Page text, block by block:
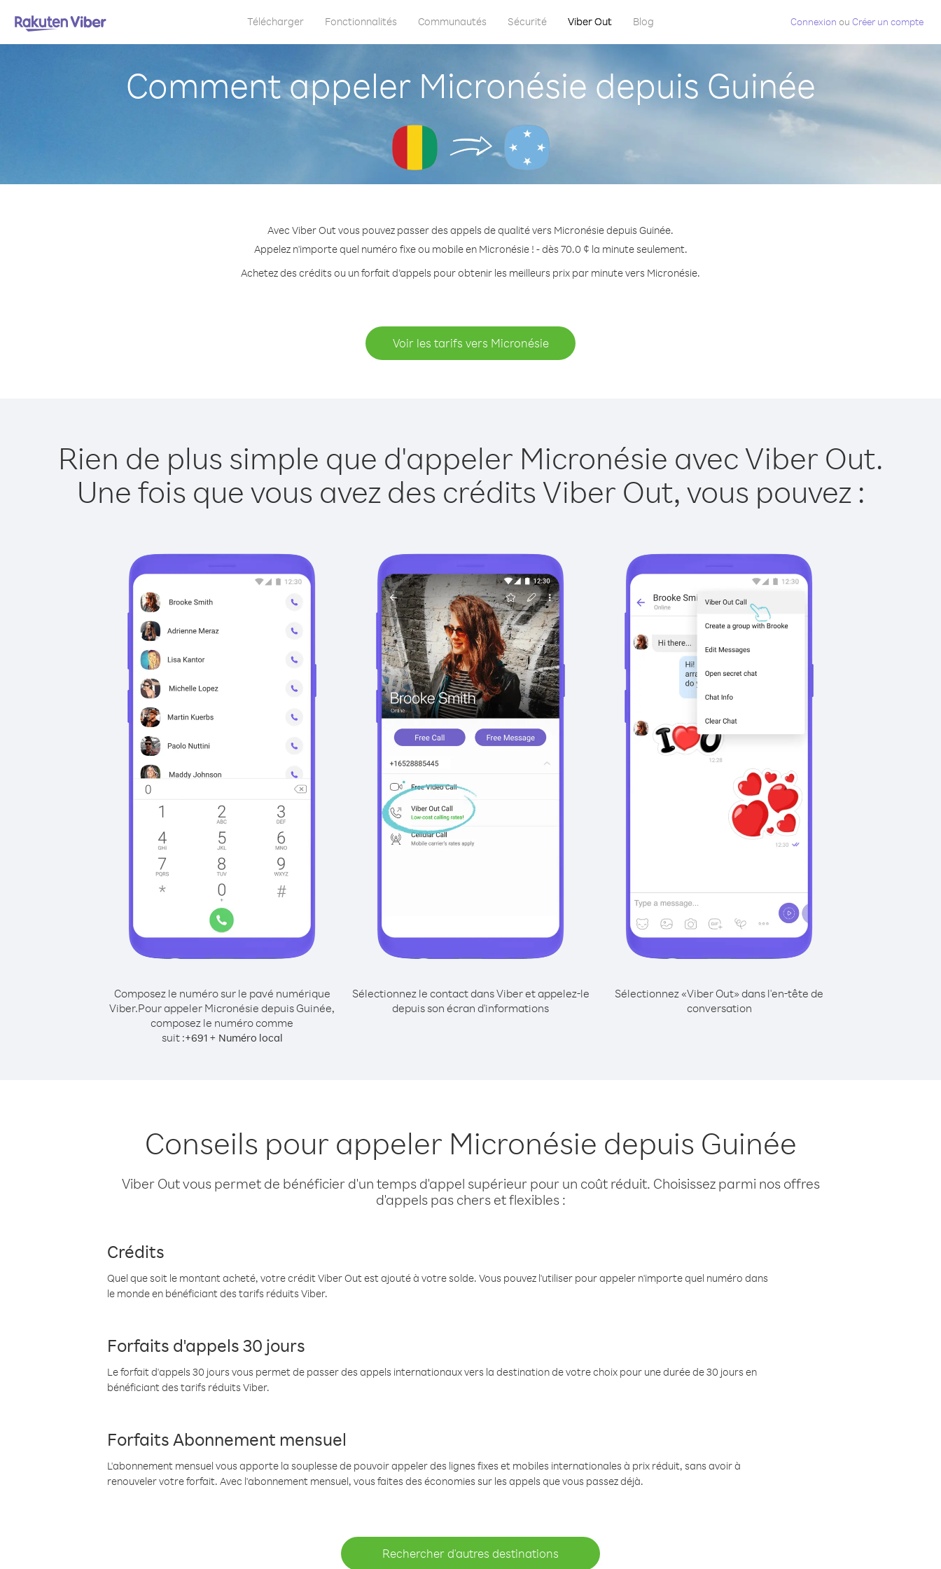
Télécharger Fonctionnalités Communautés Sécurité Viber Out Blog Connexion ou Créer un compte
Comment appeler Micronésie depuis Guinée
Avec Viber Out vous pouvez passer des appels de qualité vers Micronésie depuis Guinée.
Appelez n'importe quel numéro fixe ou mobile en Micronésie ! - dès 70.0 ¢ la minute seulement.
Achetez des crédits ou un forfait d’appels pour obtenir les meilleurs prix par minute vers Micronésie.
Voir les tarifs vers Micronésie
Rien de plus simple que d'appeler Micronésie avec Viber Out.
Une fois que vous avez des crédits Viber Out, vous pouvez :
Composez le numéro sur le pavé numérique
Viber.Pour appeler Micronésie depuis Guinée,
composez le numéro comme
suit :+691+ Numéro local
Sélectionnez le contact dans Viber et appelez-le
depuis son écran d'informations
Sélectionnez «Viber Out» dans l'en-tête de
conversation
Conseils pour appeler Micronésie depuis Guinée
Viber Out vous permet de bénéficier d'un temps d'appel supérieur pour un coût réduit. Choisissez parmi nos offres
d'appels pas chers et flexibles :
Crédits
Quel que soit le montant acheté, votre crédit Viber Out est ajouté à votre solde. Vous pouvez l'utiliser pour appeler n'importe quel numéro dans
le monde en bénéficiant des tarifs réduits Viber.
Forfaits d'appels 30 jours
Le forfait d'appels 30 jours vous permet de passer des appels internationaux vers la destination de votre choix pour une durée de 30 jours en
bénéficiant des tarifs réduits Viber.
Forfaits Abonnement mensuel
L'abonnement mensuel vous apporte la souplesse de pouvoir appeler des lignes fixes et mobiles internationales à prix réduit, sans avoir à
renouveler votre forfait. Avec l'abonnement mensuel, vous faites des économies sur les appels que vous passez déjà.
Rechercher d'autres destinations